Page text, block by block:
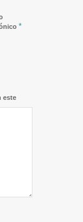
*
este